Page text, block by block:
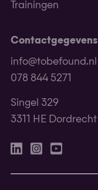
Trainingen
Contactgegevens
info@tobefound.nl
078 844 5271
Singel 329
3311 HE Dordrecht
LinkedinInstagram
Youtube